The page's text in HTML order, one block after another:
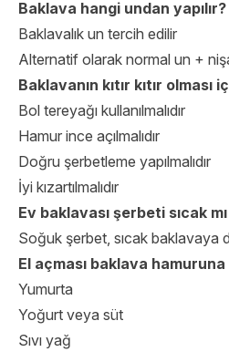
Baklava hangi undan yapılır?
Baklavalık un tercih edilir
Alternatif olarak normal un +
Baklavanın kıtır kıtır
Bol tereyağı kullanılmalıdır
Hamur ince açılmalıdır
Doğru şerbetleme yapılmalıdır
İyi kızartılmalıdır
Ev baklavası şerbeti sıcak
Soğuk şerbet, sıcak baklavaya
El açması baklava
Yumurta
Yoğurt veya süt
Sıvı yağ